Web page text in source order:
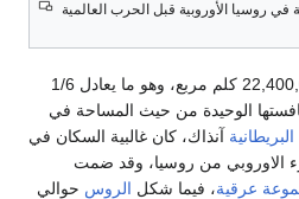
في روسيا الأوروبية قبل الحرب العالمية
الإمبراطورية ما يقارب الـ 22,400,000 كلم مربع، وهو ما يعادل 1/6
الوحيدة من حيث المساحة في
آنذاك، كان غالبية السكان في
الاوروبي من روسيا، وقد ضمت
عرقية، فيما شكل الروس حوالي